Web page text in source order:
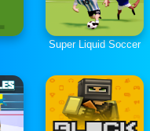
Super Liquid Soccer